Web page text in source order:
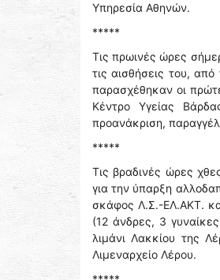
Υπηρεσία Αθηνών.
*****
Τις πρωινές ώρες
τις αισθήσεις του,
παρασχέθηκαν οι
Κέντρο Υγείας
προανάκριση,
*****
Τις βραδινές ώρες
για την ύπαρξη
σκάφος Λ.Σ.-ΕΛ.ΑΚΤ.
(12 άνδρες, 3
λιμάνι Λακκίου της
Λιμεναρχείο Λέρου.